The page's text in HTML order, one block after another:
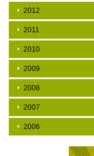
2012
2011
2010
2009
2008
2007
2006